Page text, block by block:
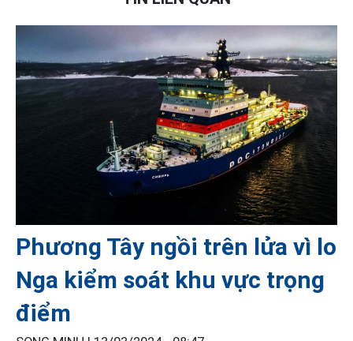
Phương Tây ngồi trên lửa vì lo
Nga kiểm soát khu vực trọng
điểm